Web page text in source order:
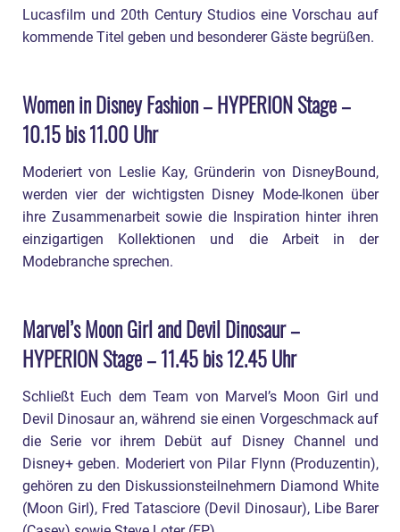
Lucasfilm und 20th Century Studios eine Vorschau auf
kommende Titel geben und besonderer Gäste begrüßen.
Women in Disney Fashion – HYPERION Stage –
10.15 bis 11.00 Uhr
Moderiert von Leslie Kay, Gründerin von DisneyBound,
werden vier der wichtigsten Disney Mode-Ikonen über
ihre Zusammenarbeit sowie die Inspiration hinter ihren
einzigartigen Kollektionen und die Arbeit in der
Modebranche sprechen.
Marvel’s Moon Girl and Devil Dinosaur –
HYPERION Stage – 11.45 bis 12.45 Uhr
Schließt Euch dem Team von Marvel’s Moon Girl und
Devil Dinosaur an, während sie einen Vorgeschmack auf
die Serie vor ihrem Debüt auf Disney Channel und
Disney+ geben. Moderiert von Pilar Flynn (Produzentin),
gehören zu den Diskussionsteilnehmern Diamond White
(Moon Girl), Fred Tatasciore (Devil Dinosaur), Libe Barer